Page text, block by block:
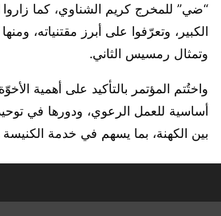
“ضي” للمخرج كريم الشناوي، كما
الكبير، وتعرّفوا على أبرز مقتنياته،
وتمثال رمسيس الثاني.
واختُتم المؤتمر بالتأكيد على أهمية
أساسية للعمل الرعوي، ودورها في
بين الكهنة، بما يسهم في خدمة الكنيسة